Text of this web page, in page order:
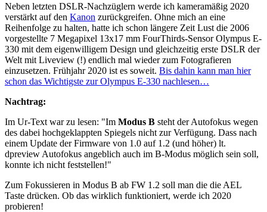
Neben letzten DSLR-Nachzüglern werde ich kameramäßig 2020
verstärkt auf den Kanon zurückgreifen. Ohne mich an eine
Reihenfolge zu halten, hatte ich schon längere Zeit Lust die 2006
vorgestellte 7 Megapixel 13x17 mm FourThirds-Sensor Olympus E-
330 mit dem eigenwilligem Design und gleichzeitig erste DSLR der
Welt mit Liveview (!) endlich mal wieder zum Fotografieren
einzusetzen. Frühjahr 2020 ist es soweit. Bis dahin kann man hier
schon das Wichtigste zur Olympus E-330 nachlesen…
Nachtrag:
Im Ur-Text war zu lesen: "Im Modus B steht der Autofokus wegen
des dabei hochgeklappten Spiegels nicht zur Verfügung. Dass nach
einem Update der Firmware von 1.0 auf 1.2 (und höher) lt.
dpreview Autofokus angeblich auch im B-Modus möglich sein soll,
konnte ich nicht feststellen!"
Zum Fokussieren in Modus B ab FW 1.2 soll man die die AEL
Taste drücken. Ob das wirklich funktioniert, werde ich 2020
probieren!